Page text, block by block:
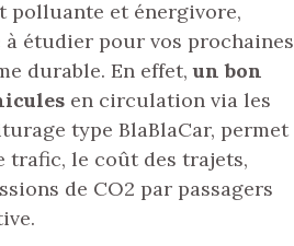
polluante et énergivore,
étudier pour vos prochaines
durable. En effet,un bon
en circulation via les
type BlaBlaCar, permet
trafic, le coût des trajets,
de CO2 par passagers